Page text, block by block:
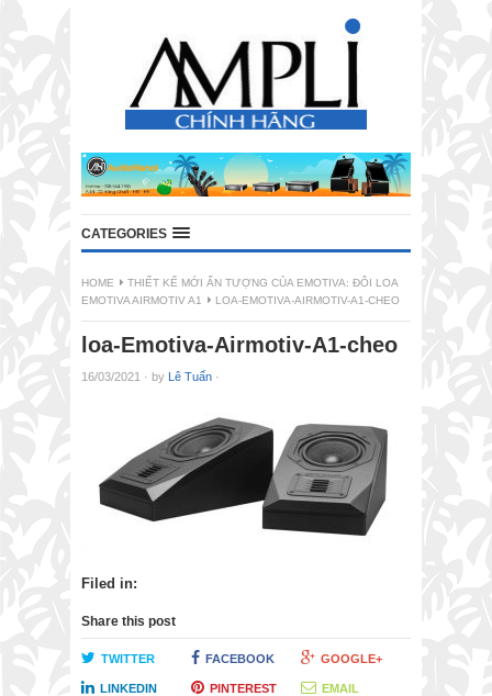
CATEGORIES
HOME
THIẾT KẾ MỚI ẤN TƯỢNG CỦA EMOTIVA: ĐÔI LOA
EMOTIVA AIRMOTIV A1
LOA-EMOTIVA-AIRMOTIV-A1-CHEO
loa-Emotiva-Airmotiv-A1-cheo
16/03/2021 · by Lê Tuấn ·
Filed in:
Share this post
TWITTER FACEBOOK GOOGLE+
LINKEDIN PINTEREST EMAIL